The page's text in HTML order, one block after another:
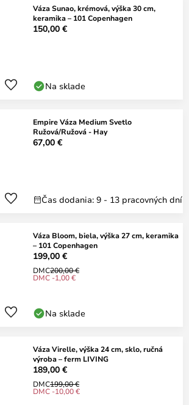
Váza Sunao, krémová, výška 30 cm,
keramika – 101 Copenhagen
150,00 €
Na sklade
Empire Váza Medium Svetlo
Ružová/Ružová - Hay
67,00 €
Čas dodania: 9 - 13 pracovných dní
Váza Bloom, biela, výška 27 cm, keramika
– 101 Copenhagen
199,00 €
DMC200,00 €
DMC -1,00 €
Na sklade
Váza Virelle, výška 24 cm, sklo, ručná
výroba – ferm LIVING
189,00 €
DMC199,00 €
DMC -10,00 €